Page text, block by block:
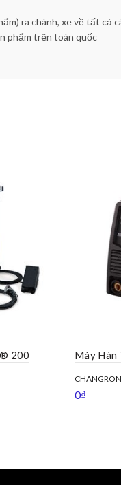
ra chành, xe về tất cả
phẩm trên toàn quốc
200 Máy Hàn
0₫